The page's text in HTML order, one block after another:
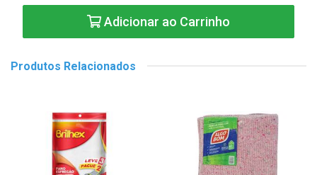
Adicionar ao Carrinho
Produtos Relacionados